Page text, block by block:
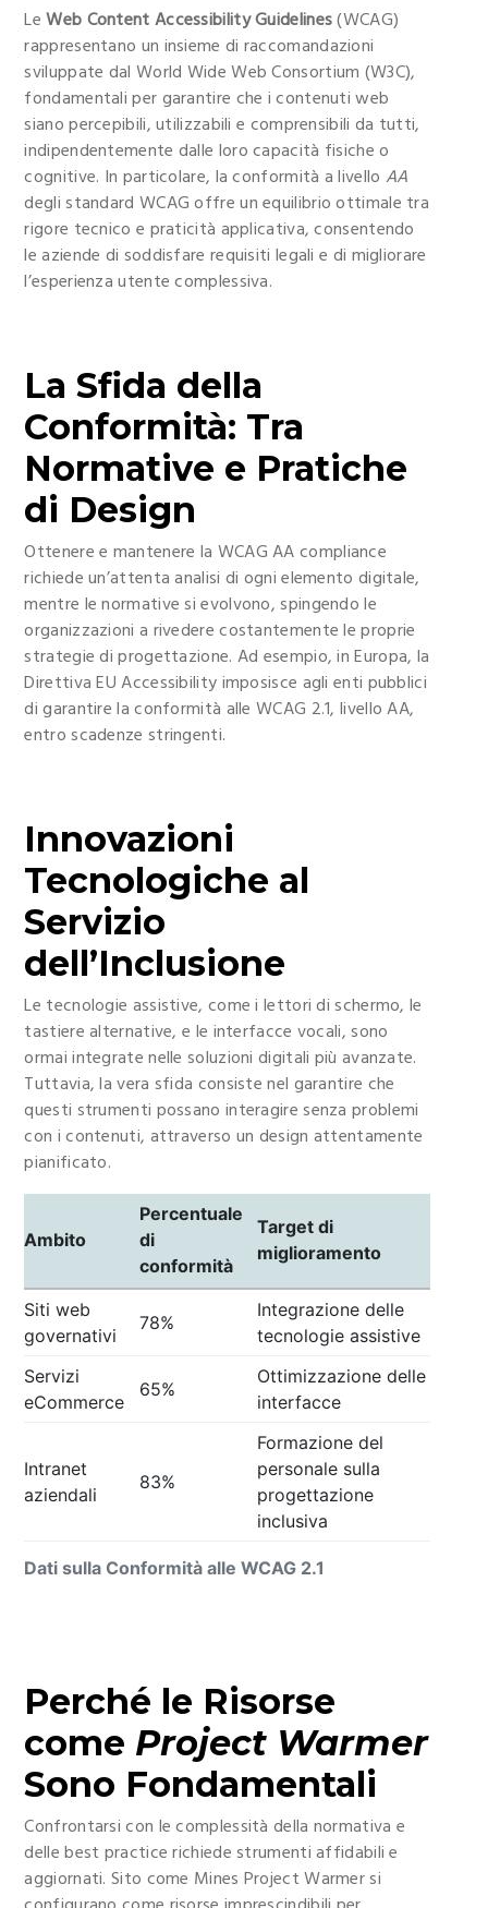
LeWeb Content Accessibility Guidelines(WCAG)
rappresentano un insieme di raccomandazioni
sviluppate dal World Wide Web Consortium (W3C),
fondamentali per garantire che i contenuti web
siano percepibili, utilizzabili e comprensibili da tutti,
indipendentemente dalle loro capacità fisiche o
cognitive. In particolare, la conformità a livello AA
degli standard WCAG offre un equilibrio ottimale tra
rigore tecnico e praticità applicativa, consentendo
le aziende di soddisfare requisiti legali e di migliorare
l’esperienza utente complessiva.
La Sfida della
Conformità: Tra
Normative e Pratiche
di Design
Ottenere e mantenere la WCAG AA compliance
richiede un’attenta analisi di ogni elemento digitale,
mentre le normative si evolvono, spingendo le
organizzazioni a rivedere costantemente le proprie
strategie di progettazione. Ad esempio, in Europa, la
Direttiva EU Accessibility imposisce agli enti pubblici
di garantire la conformità alle WCAG 2.1, livello AA,
entro scadenze stringenti.
Innovazioni
Tecnologiche al
Servizio
dell’Inclusione
Le tecnologie assistive, come i lettori di schermo, le
tastiere alternative, e le interfacce vocali, sono
ormai integrate nelle soluzioni digitali più avanzate.
Tuttavia, la vera sfida consiste nel garantire che
questi strumenti possano interagire senza problemi
con i contenuti, attraverso un design attentamente
pianificato.
Dati sulla Conformità alle WCAG 2.1
Ambito
Percentuale
di
conformità
Target di
miglioramento
Siti web
governativi
78%
Integrazione delle
tecnologie assistive
Servizi
eCommerce
65%
Ottimizzazione delle
interfacce
Intranet
aziendali
83%
Formazione del
personale sulla
progettazione
inclusiva
Perché le Risorse
come Project Warmer
Sono Fondamentali
Confrontarsi con le complessità della normativa e
delle best practice richiede strumenti affidabili e
aggiornati. Sito come Mines Project Warmer si